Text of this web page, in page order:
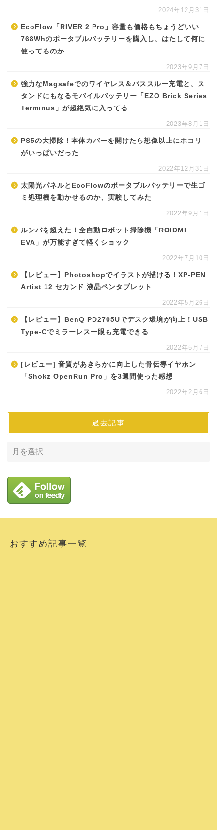
2024年12月31日
EcoFlow「RIVER 2 Pro」容量も価格もちょうどいい
768Whのポータブルバッテリーを購入し、はたして何に
使ってるのか
2023年9月7日
強力なMagsafeでのワイヤレス＆パススルー充電と、ス
タンドにもなるモバイルバッテリー「EZO Brick Series
Terminus」が超絶気に入ってる
2023年8月1日
PS5の大掃除！本体カバーを開けたら想像以上にホコリ
がいっぱいだった
2022年12月31日
太陽光パネルとEcoFlowのポータブルバッテリーで生ゴ
ミ処理機を動かせるのか、実験してみた
2022年9月1日
ルンバを超えた！全自動ロボット掃除機「ROIDMI
EVA」が万能すぎて軽くショック
2022年7月10日
【レビュー】Photoshopでイラストが描ける！XP-PEN
Artist 12 セカンド 液晶ペンタブレット
2022年5月26日
【レビュー】BenQ PD2705Uでデスク環境が向上！USB
Type-Cでミラーレス一眼も充電できる
2022年5月7日
[レビュー] 音質があきらかに向上した骨伝導イヤホン
「Shokz OpenRun Pro」を3週間使った感想
2022年2月6日
過去記事
おすすめ記事一覧